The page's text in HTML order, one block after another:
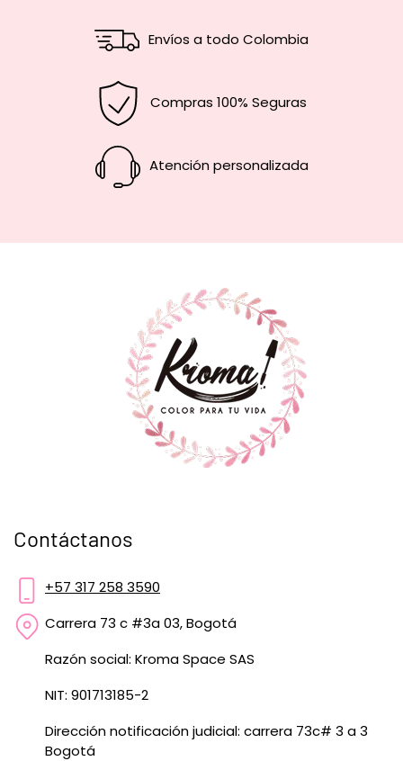
Envíos a todo Colombia
Compras 100% Seguras
Atención personalizada
Contáctanos
+57 317 258 3590
Carrera 73 c #3a 03, Bogotá
Razón social: Kroma Space SAS
NIT: 901713185-2
Dirección notificación judicial: carrera 73c# 3 a 3
Bogotá